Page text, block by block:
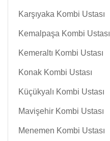
Karşıyaka Kombi Ustası
Kemalpaşa Kombi Ustası
Kemeraltı Kombi Ustası
Konak Kombi Ustası
Küçükyalı Kombi Ustası
Mavişehir Kombi Ustası
Menemen Kombi Ustası